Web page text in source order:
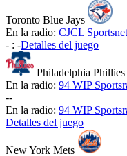
Toronto Blue Jays
En la radio: CJCL
- : -Detalles del juego
Philadelphia Phillies
En la radio: 94 WIP
--
En la radio: 94 WIP
Detalles del juego
New York Mets